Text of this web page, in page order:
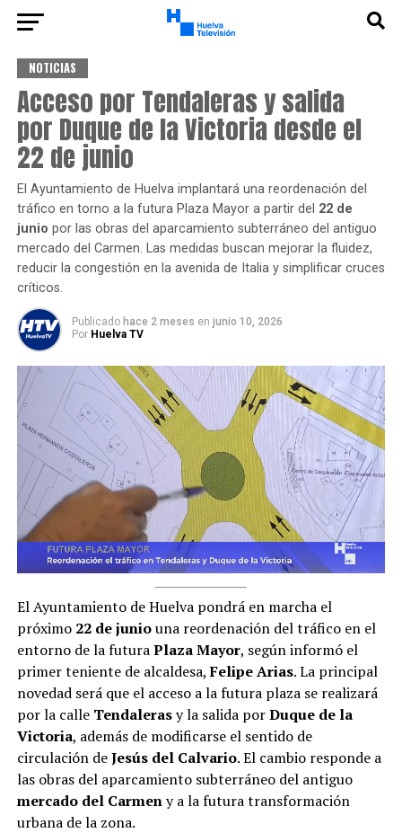
NOTICIAS
Acceso por Tendaleras y salida
por Duque de la Victoria desde el
22 de junio
El Ayuntamiento de Huelva implantará una reordenación del
tráfico en torno a la futura Plaza Mayor a partir del 22 de
junio por las obras del aparcamiento subterráneo del antiguo
mercado del Carmen. Las medidas buscan mejorar la fluidez,
reducir la congestión en la avenida de Italia y simplificar cruces
críticos.
Publicado hace 2 meses en junio 10, 2026
Por Huelva TV
El Ayuntamiento de Huelva pondrá en marcha el
próximo 22 de juniouna reordenación del tráfico en el
entorno de la futuraPlaza Mayor, según informó el
primer teniente de alcaldesa,Felipe Arias. La principal
novedad será que el acceso a la futura plaza se realizará
por la calle Tendalerasy la salida porDuque de la
Victoria, además de modificarse el sentido de
circulación deJesús del Calvario. El cambio responde a
las obras del aparcamiento subterráneo del antiguo
mercado del Carmeny a la futura transformación
urbana de la zona.